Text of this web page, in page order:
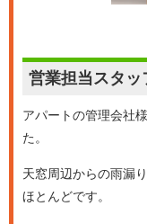
営業担当スタッ
アパートの管理会社
た。
天窓周辺からの雨漏
ほとんどです。